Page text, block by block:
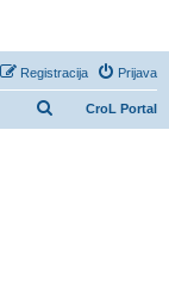
Prijava
Registracija
CroL Portal